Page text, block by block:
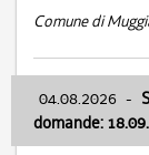
Comune di
04.08.2026 -
domande: